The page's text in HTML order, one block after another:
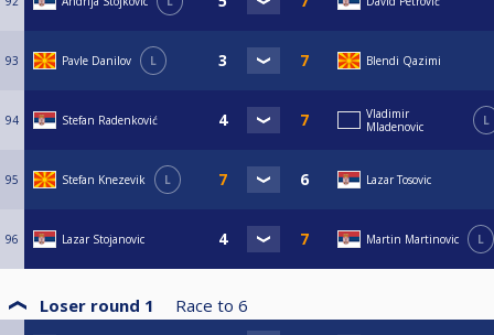
93 Pavle Danilov L Blendi Qazimi
94 Stefan Radenković
Vladimir
Mladenovic
L
95 Stefan Knezevik L Lazar Tosovic
96 Lazar Stojanovic Martin Martinovic L
Loser round 1 Race to 6